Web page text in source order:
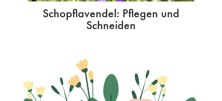
Schopflavendel: Pflegen und
Schneiden